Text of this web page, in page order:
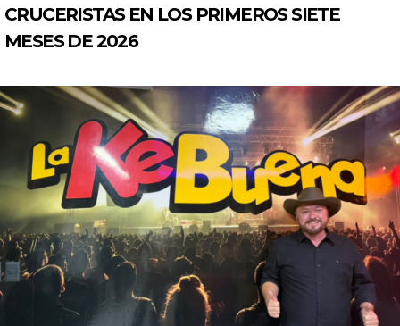
CRUCERISTAS EN LOS PRIMEROS SIETE
MESES DE 2026